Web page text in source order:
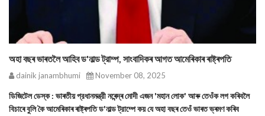
অহা বছৰ ভাৰতলৈ আহিব ড'নাল্ড ট্রাম্প, সাংবাদিকৰ আগত আমেৰিকাৰ ৰাষ্ট্ৰপতি
dainik janambhumi November 08, 2025
ডিজিটেল ডেস্ক : ভাৰতীয় প্রধানমন্ত্রী নৰেন্দ্ৰ মোদী এজন 'মহান লোক' আৰু তেওঁক লগ কৰিবলৈ
বিচাৰে বুলি কৈ আমেৰিকাৰ ৰাষ্ট্ৰপতি ড'নাল্ড ট্রাম্পে কয় যে অহা বছৰ তেওঁ ভাৰত ভ্ৰমণ কৰিব